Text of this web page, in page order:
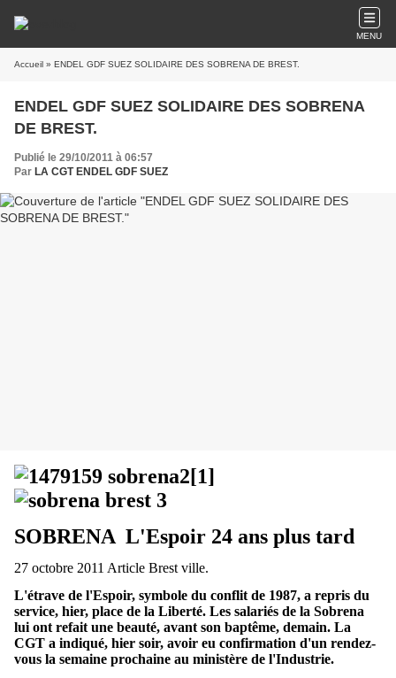
MENU
Accueil » ENDEL GDF SUEZ SOLIDAIRE DES SOBRENA DE BREST.
ENDEL GDF SUEZ SOLIDAIRE DES SOBRENA
DE BREST.
Publié le 29/10/2011 à 06:57
Par LA CGT ENDEL GDF SUEZ
SOBRENA L'Espoir 24 ans plus tard
27 octobre 2011 Article Brest ville.
L'étrave de l'Espoir, symbole du conflit de 1987, a repris du
service, hier, place de la Liberté. Les salariés de la Sobrena
lui ont refait une beauté, avant son baptême, demain. La
CGT a indiqué, hier soir, avoir eu confirmation d'un rendez-
vous la semaine prochaine au ministère de l'Industrie.